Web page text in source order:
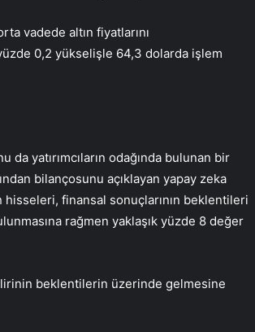
vadede altın fiyatlarını
0,2 yükselişle 64,3 dolarda işlem
yatırımcıların odağında bulunan bir
bilançosunu açıklayan yapay zeka
finansal sonuçlarının beklentileri
rağmen yaklaşık yüzde 8 değer
beklentilerin üzerinde gelmesine